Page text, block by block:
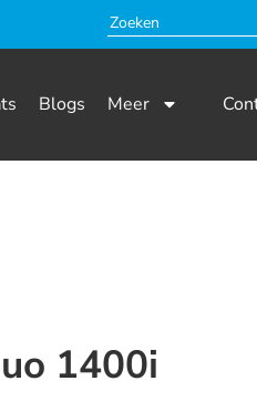
Blogs Meer
1400i